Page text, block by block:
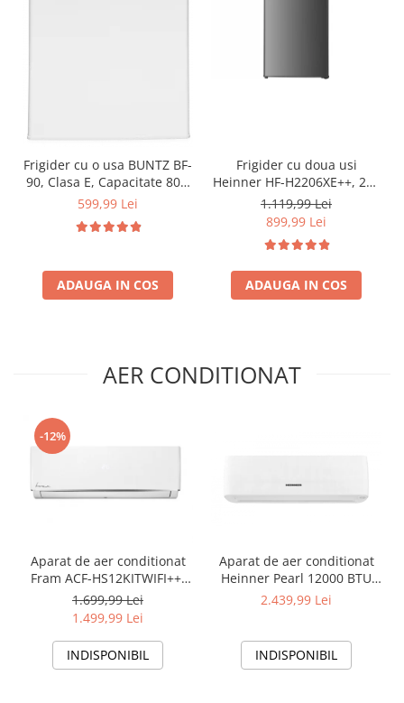
Frigider cu o usa BUNTZ BF-
90, Clasa E, Capacitate 80L,
Iluminare interioara,
cm, Alb
599,99 Lei
ADAUGA IN COS
Frigider cu doua usi
Heinner HF-H2206XE++, 206
l, Clasa E, lumina LED, 3
rafturi de sticla, H 143 cm,
Inox
1.119,99 Lei
899,99 Lei
ADAUGA IN COS
AER CONDITIONAT
-12%
Aparat de aer conditionat
Fram ACF-HS12KITWIFI++,
12000 BTU, Wifi, Kit
instalare inclus, Functie
Sleep, Clasa A++
1.699,99 Lei
1.499,99 Lei
INDISPONIBIL
Aparat de aer conditionat
Heinner Pearl 12000 BTU
Wi-Fi, Clasa A+++/A+++, AI
alb
2.439,99 Lei
INDISPONIBIL